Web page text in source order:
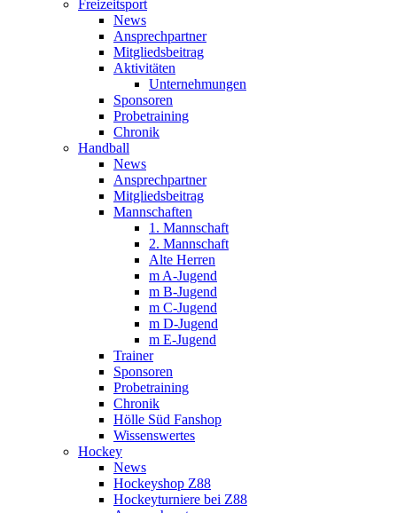
Freizeitsport
News
Ansprechpartner
Mitgliedsbeitrag
Aktivitäten
Unternehmungen
Sponsoren
Probetraining
Chronik
Handball
News
Ansprechpartner
Mitgliedsbeitrag
Mannschaften
1. Mannschaft
2. Mannschaft
Alte Herren
m A-Jugend
m B-Jugend
m C-Jugend
m D-Jugend
m E-Jugend
Trainer
Sponsoren
Probetraining
Chronik
Hölle Süd Fanshop
Wissenswertes
Hockey
News
Hockeyshop Z88
Hockeyturniere bei Z88